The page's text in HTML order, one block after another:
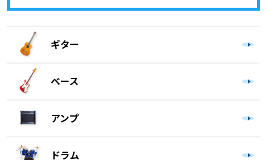
ギター
ベース
アンプ
ドラム